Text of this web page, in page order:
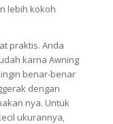
lebih kokoh
praktis. Anda
karna Awning
benar-benar
dengan
nya. Untuk
ukurannya,